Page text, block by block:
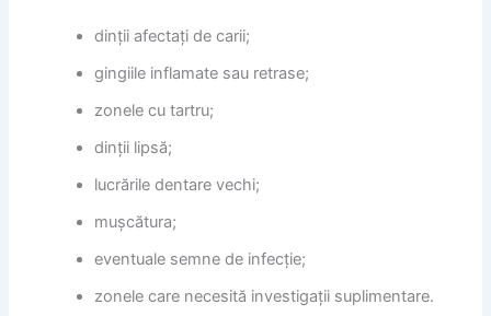
dinții afectați de carii;
gingiile inflamate sau retrase;
zonele cu tartru;
dinții lipsă;
lucrările dentare vechi;
mușcătura;
eventuale semne de infecție;
zonele care necesită investigații suplimentare.